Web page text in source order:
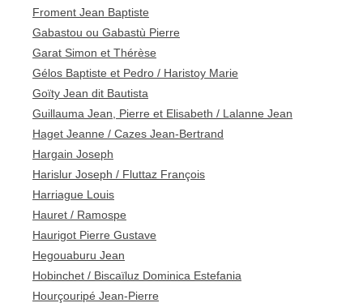
Froment Jean Baptiste
Gabastou ou Gabastù Pierre
Garat Simon et Thérèse
Gélos Baptiste et Pedro / Haristoy Marie
Goïty Jean dit Bautista
Guillauma Jean, Pierre et Elisabeth / Lalanne Jean
Haget Jeanne / Cazes Jean-Bertrand
Hargain Joseph
Harislur Joseph / Fluttaz François
Harriague Louis
Hauret / Ramospe
Haurigot Pierre Gustave
Hegouaburu Jean
Hobinchet / Biscaïluz Dominica Estefania
Hourçouripé Jean-Pierre